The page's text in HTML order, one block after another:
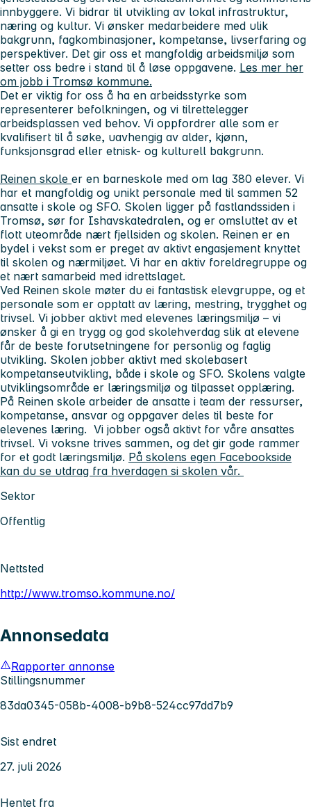
innbyggere. Vi bidrar til utvikling av lokal infrastruktur,
næring og kultur. Vi ønsker medarbeidere med ulik
bakgrunn, fagkombinasjoner, kompetanse, livserfaring og
perspektiver. Det gir oss et mangfoldig arbeidsmiljø som
setter oss bedre i stand til å løse oppgavene. Les mer her
om jobb i Tromsø kommune.
Det er viktig for oss å ha en arbeidsstyrke som
representerer befolkningen, og vi tilrettelegger
arbeidsplassen ved behov. Vi oppfordrer alle som er
kvalifisert til å søke, uavhengig av alder, kjønn,
funksjonsgrad eller etnisk- og kulturell bakgrunn.
Reinen skole er en barneskole med om lag 380 elever. Vi
har et mangfoldig og unikt personale med til sammen 52
ansatte i skole og SFO. Skolen ligger på fastlandssiden i
Tromsø, sør for Ishavskatedralen, og er omsluttet av et
flott uteområde nært fjellsiden og skolen. Reinen er en
bydel i vekst som er preget av aktivt engasjement knyttet
til skolen og nærmiljøet. Vi har en aktiv foreldregruppe og
et nært samarbeid med idrettslaget.
Ved Reinen skole møter du ei fantastisk elevgruppe, og et
personale som er opptatt av læring, mestring, trygghet og
trivsel. Vi jobber aktivt med elevenes læringsmiljø – vi
ønsker å gi en trygg og god skolehverdag slik at elevene
får de beste forutsetningene for personlig og faglig
utvikling. Skolen jobber aktivt med skolebasert
kompetanseutvikling, både i skole og SFO. Skolens valgte
utviklingsområde er læringsmiljø og tilpasset opplæring.
På Reinen skole arbeider de ansatte i team der ressurser,
kompetanse, ansvar og oppgaver deles til beste for
elevenes læring. Vi jobber også aktivt for våre ansattes
trivsel. Vi voksne trives sammen, og det gir gode rammer
for et godt læringsmiljø. På skolens egen Facebookside
kan du se utdrag fra hverdagen si skolen vår.
Sektor
Offentlig
Nettsted
http://www.tromso.kommune.no/
Annonsedata
Rapporter annonse
Stillingsnummer
83da0345-058b-4008-b9b8-524cc97dd7b9
Sist endret
27. juli 2026
Hentet fra